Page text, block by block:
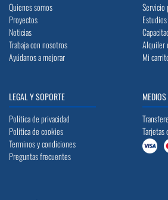
Quienes somos
Proyectos
Noticias
Trabaja con nosotros
Ayúdanos a mejorar
Servicio
Alquiler
Mi
LEGAL Y SOPORTE
Política de privacidad
Política de cookies
Terminos y condiciones
Preguntas frecuentes
MEDIOS